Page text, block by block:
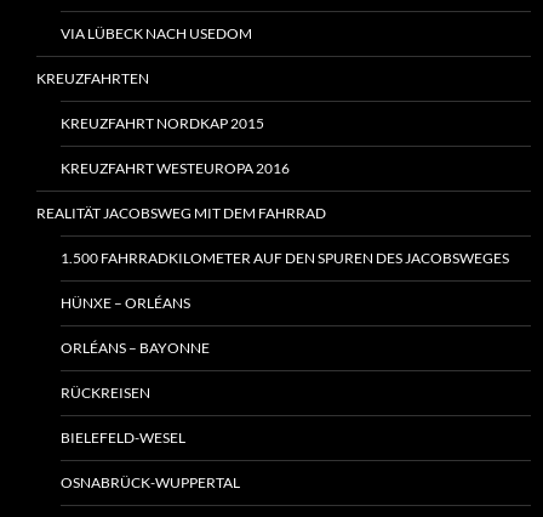
VIA LÜBECK NACH USEDOM
KREUZFAHRTEN
KREUZFAHRT NORDKAP 2015
KREUZFAHRT WESTEUROPA 2016
REALITÄT JACOBSWEG MIT DEM FAHRRAD
1.500 FAHRRADKILOMETER AUF DEN SPUREN DES JACOBSWEGES
HÜNXE – ORLÉANS
ORLÉANS – BAYONNE
RÜCKREISEN
BIELEFELD-WESEL
OSNABRÜCK-WUPPERTAL